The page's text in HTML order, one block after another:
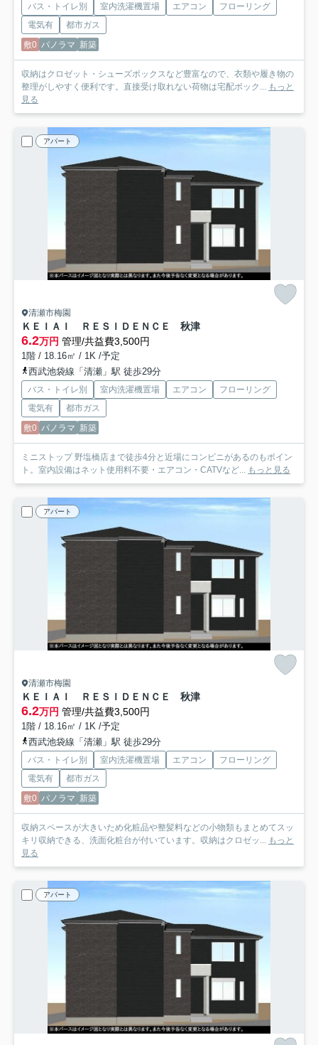
バス・トイレ別 室内洗濯機置場 エアコン
フローリング
電気有
都市ガス
敷0 パノラマ 新築
収納はクロゼット・シューズボックスなど豊富なので、衣類や履き物の
整理がしやすく便利です。直接受け取れない荷物は宅配ボック...
もっと
見る
アパート
清瀬市梅園
ＫＥＩＡＩ ＲＥＳＩＤＥＮＣＥ 秋津
6.2万円 管理/共益費3,500円
1階 / 18.16㎡ / 1K /予定
西武池袋線「清瀬」駅 徒歩29分
バス・トイレ別 室内洗濯機置場 エアコン
フローリング
電気有
都市ガス
敷0 パノラマ 新築
ミニストップ 野塩橋店まで徒歩4分と近場にコンビニがあるのもポイン
ト。室内設備はネット使用料不要・エアコン・CATVなど...
もっと見る
アパート
清瀬市梅園
ＫＥＩＡＩ ＲＥＳＩＤＥＮＣＥ 秋津
6.2万円 管理/共益費3,500円
1階 / 18.16㎡ / 1K /予定
西武池袋線「清瀬」駅 徒歩29分
バス・トイレ別 室内洗濯機置場 エアコン
フローリング
電気有
都市ガス
敷0 パノラマ 新築
収納スペースが大きいため化粧品や整髪料などの小物類もまとめてスッ
キリ収納できる、洗面化粧台が付いています。収納はクロゼッ...
もっと
見る
アパート